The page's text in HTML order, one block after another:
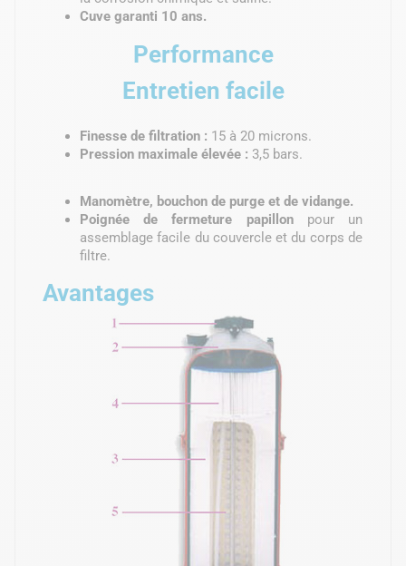
Cuve garanti 10 ans.
Performance
Entretien facile
Finesse de filtration : 15 à 20 microns.
Pression maximale élevée : 3,5 bars.
Manomètre, bouchon de purge et de vidange.
Poignée de fermeture papillon pour un
assemblage facile du couvercle et du corps de
filtre.
Avantages